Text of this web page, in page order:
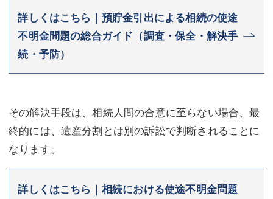
詳しくはこちら｜預貯金引出による相続の使途
不明金問題の総合ガイド（調査・保全・解決手
続・予防）
その解決手段は、相続人間の合意に至らない場合、最
終的には、遺産分割とは別の訴訟で判断されることに
なります。
詳しくはこちら｜相続における使途不明金問題